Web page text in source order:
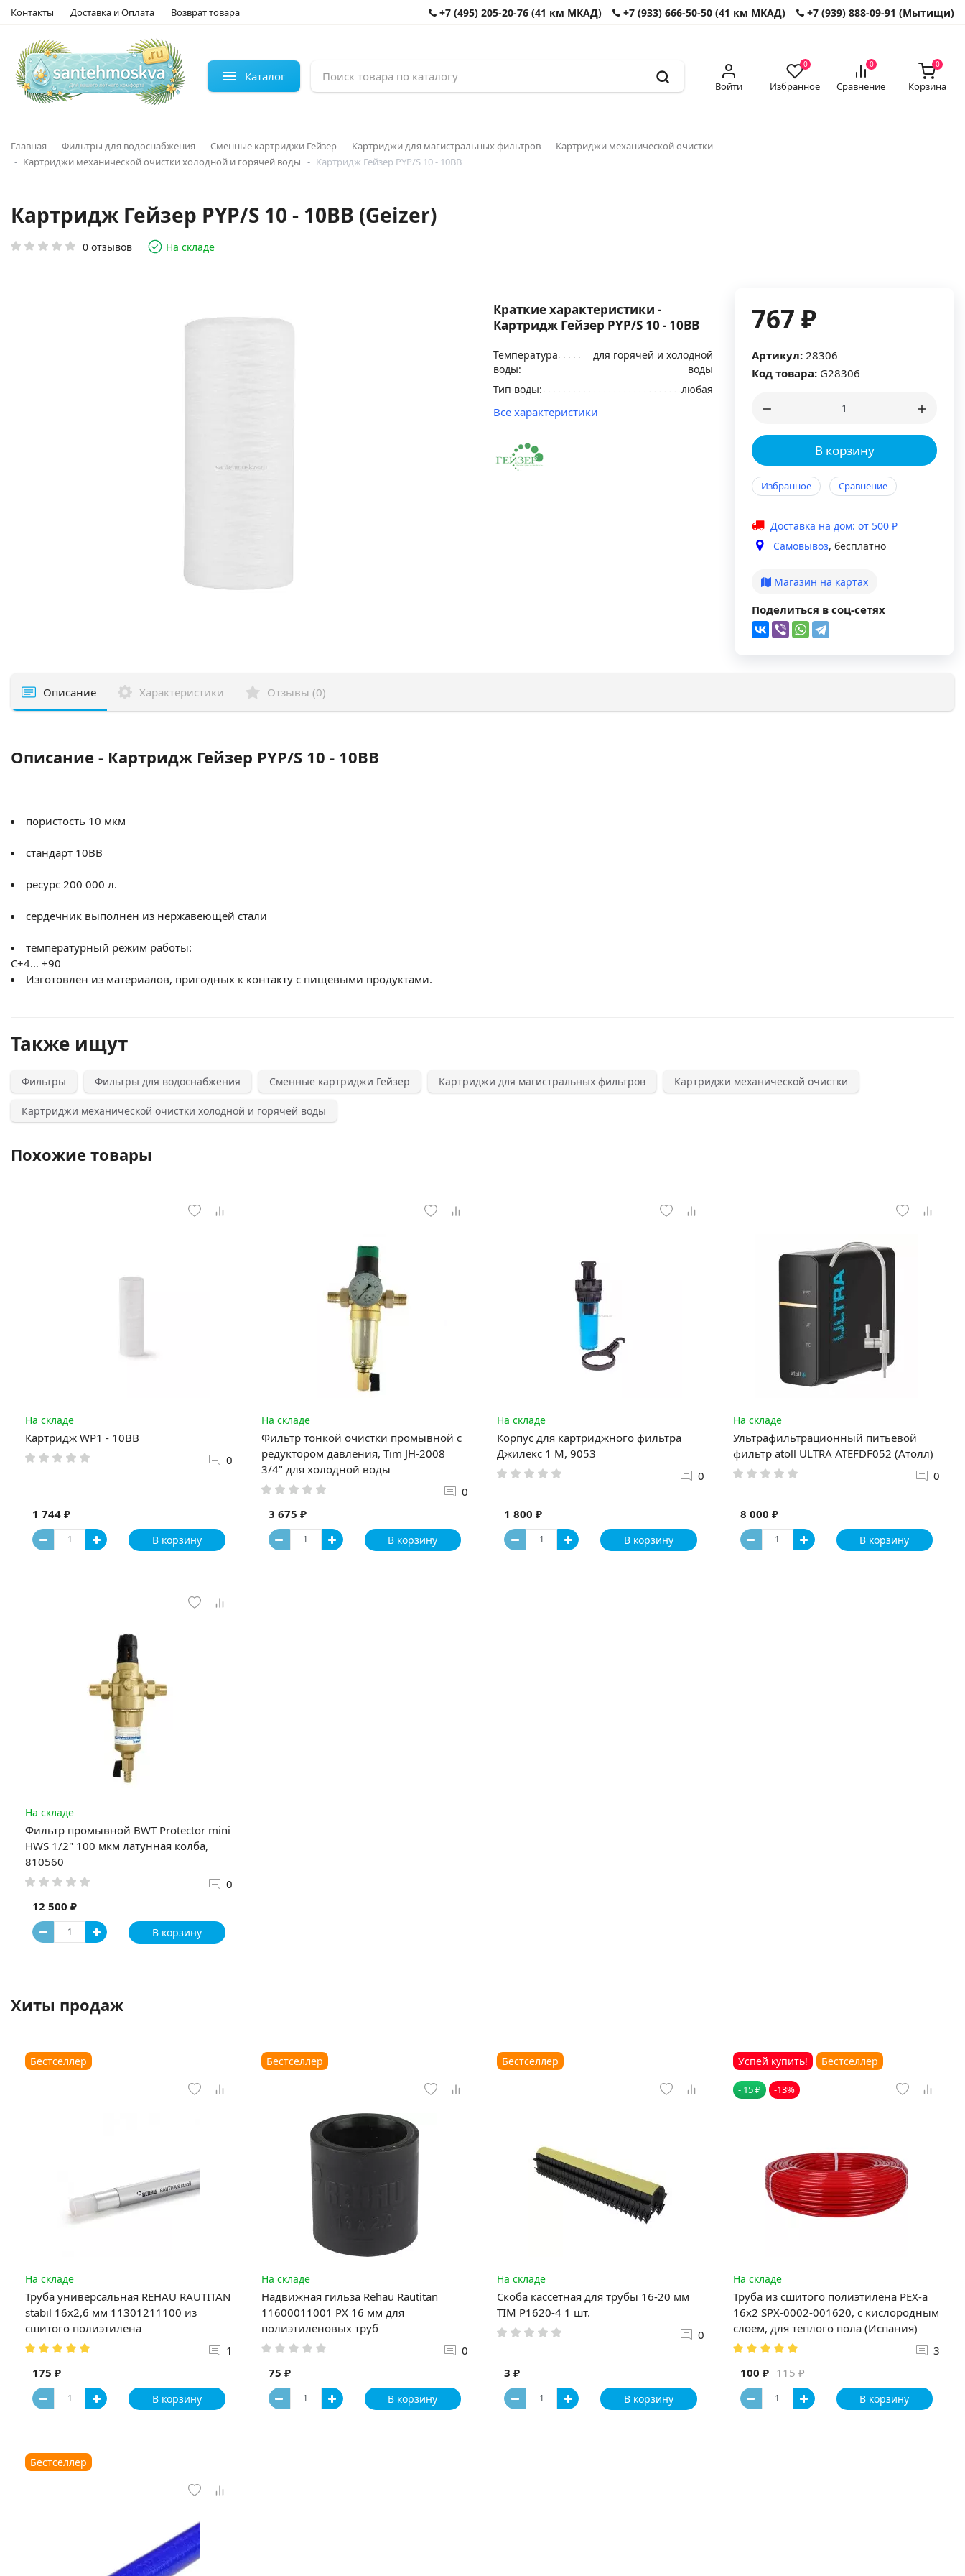
Контакты Доставка и Оплата Возврат товара +7 (495) 205-20-76 (41 км МКАД) +7 (933) 666-50-50 (41 км МКАД) +7 (939) 888-09-91 (Мытищи)
Каталог
Войти
0
Избранное
0
Сравнение
0
Корзина
Главная Фильтры для водоснабжения Сменные картриджи Гейзер Картриджи для магистральных фильтров
Картриджи механической очистки
Картриджи механической очистки холодной и горячей воды
Картридж Гейзер PYP/S 10 - 10BB
Картридж Гейзер PYP/S 10 - 10BB (Geizer)
0 отзывов На складе
767 ₽
Артикул: 28306
Код товара: G28306
В корзину
Избранное Сравнение
Доставка на дом: от 500 ₽
Самовывоз, бесплатно
Магазин на картах
Поделиться в соц-сетях
Краткие характеристики -
Картридж Гейзер PYP/S 10 - 10BB
Температура
воды:
для горячей и холодной
воды
Тип воды:
любая
Все характеристики
Описание Характеристики Отзывы (0)
Описание - Картридж Гейзер PYP/S 10 - 10BB
пористость 10 мкм
стандарт 10BB
ресурс 200 000 л.
сердечник выполнен из нержавеющей стали
температурный режим работы:
C+4… +90
Изготовлен из материалов, пригодных к контакту с пищевыми продуктами.
Также ищут
Фильтры Фильтры для водоснабжения Сменные картриджи Гейзер Картриджи для магистральных фильтров Картриджи механической очистки
Картриджи механической очистки холодной и горячей воды
Похожие товары
На складе
Картридж WP1 - 10BB
0
1 744 ₽
В корзину
На складе
Фильтр тонкой очистки промывной с
редуктором давления, Tim JH-2008
3/4" для холодной воды
0
3 675 ₽
В корзину
На складе
Корпус для картриджного фильтра
Джилекс 1 М, 9053
0
1 800 ₽
В корзину
На складе
Ультрафильтрационный питьевой
фильтр atoll ULTRA ATEFDF052 (Атолл)
0
8 000 ₽
В корзину
На складе
Фильтр промывной BWT Protector mini
HWS 1/2" 100 мкм латунная колба,
810560
0
12 500 ₽
В корзину
Хиты продаж
Бестселлер
На складе
Труба универсальная REHAU RAUTITAN
stabil 16х2,6 мм 11301211100 из
сшитого полиэтилена
1
175 ₽
В корзину
Бестселлер
На складе
Надвижная гильза Rehau Rautitan
11600011001 PX 16 мм для
полиэтиленовых труб
0
75 ₽
В корзину
Бестселлер
На складе
Скоба кассетная для трубы 16-20 мм
TIM P1620-4 1 шт.
0
3 ₽
В корзину
Успей купить! Бестселлер
- 15 ₽ -13%
На складе
Труба из сшитого полиэтилена PEX-a
16х2 SPX-0002-001620, с кислородным
слоем, для теплого пола (Испания)
3
115 ₽
100 ₽
В корзину
Бестселлер